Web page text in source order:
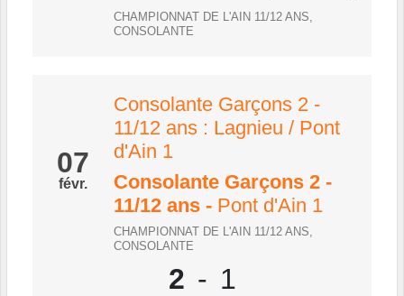
CHAMPIONNAT DE L'AIN 11/12 ANS,
CONSOLANTE
07
févr.
Consolante Garçons 2 -
11/12 ans : Lagnieu / Pont
d'Ain 1
Consolante Garçons 2 -
11/12 ans - Pont d'Ain 1
CHAMPIONNAT DE L'AIN 11/12 ANS,
CONSOLANTE
2 - 1